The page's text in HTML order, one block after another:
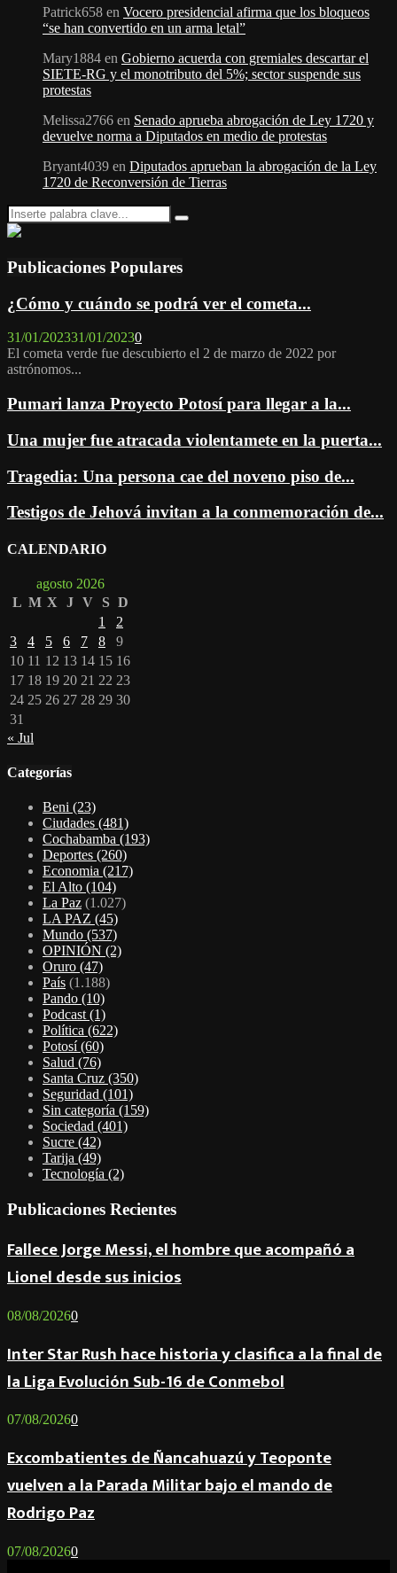
Patrick658 en Vocero presidencial afirma que los bloqueos
“se han convertido en un arma letal”
Mary1884 en Gobierno acuerda con gremiales descartar el
SIETE-RG y el monotributo del 5%; sector suspende sus
protestas
Melissa2766 en Senado aprueba abrogación de Ley 1720 y
devuelve norma a Diputados en medio de protestas
Bryant4039 en Diputados aprueban la abrogación de la Ley
1720 de Reconversión de Tierras
Search
for:
Search
Publicaciones Populares
¿Cómo y cuándo se podrá ver el cometa...
31/01/202331/01/20230
El cometa verde fue descubierto el 2 de marzo de 2022 por
astrónomos...
Pumari lanza Proyecto Potosí para llegar a la...
Una mujer fue atracada violentamete en la puerta...
Tragedia: Una persona cae del noveno piso de...
Testigos de Jehová invitan a la conmemoración de...
CALENDARIO
agosto 2026
L M X J V S D
1
2
3
4 5 6 7 8
9
10 11 12 13 14 15 16
17 18 19 20 21 22 23
24 25 26 27 28 29 30
31
« Jul
Categorías
Beni (23)
Ciudades (481)
Cochabamba (193)
Deportes (260)
Economia (217)
El Alto (104)
La Paz (1.027)
LA PAZ (45)
Mundo (537)
OPINIÓN (2)
Oruro (47)
País (1.188)
Pando (10)
Podcast (1)
Política (622)
Potosí(60)
Salud (76)
Santa Cruz (350)
Seguridad (101)
Sin categoría (159)
Sociedad (401)
Sucre (42)
Tarija (49)
Tecnología (2)
Publicaciones Recientes
Fallece Jorge Messi, el hombre que acompañó a
Lionel desde sus inicios
08/08/20260
Inter Star Rush hace historia y clasifica a la final de
la Liga Evolución Sub-16 de Conmebol
07/08/20260
Excombatientes de Ñancahuazú y Teoponte
vuelven a la Parada Militar bajo el mando de
Rodrigo Paz
07/08/20260